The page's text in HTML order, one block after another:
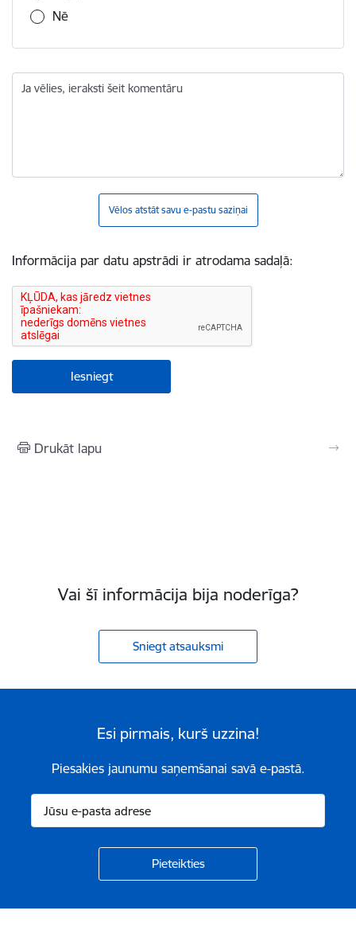
Nē
Ja vēlies, ieraksti šeit komentāru
Vēlos atstāt savu e-pastu saziņai
Informācija par datu apstrādi ir atrodama sadaļā:
Drukāt lapu
Vai šī informācija bija noderīga?
Sniegt atsauksmi
Esi pirmais, kurš uzzina!
Piesakies jaunumu saņemšanai savā e-pastā.